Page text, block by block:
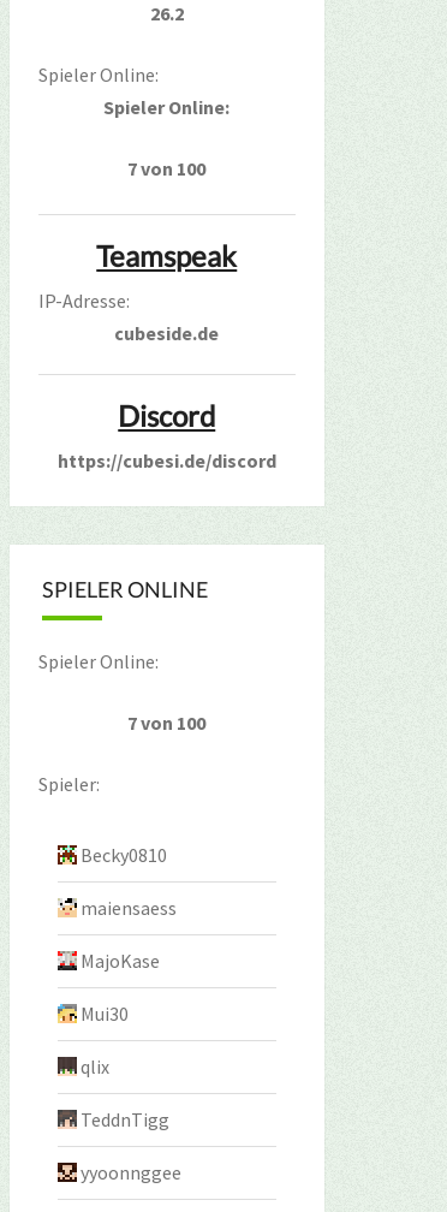
26.2
Spieler Online:
Spieler Online:
7 von 100
Teamspeak
IP-Adresse:
cubeside.de
Discord
https://cubesi.de/discord
SPIELER ONLINE
Spieler Online:
7 von 100
Spieler:
Becky0810
maiensaess
MajoKase
Mui30
qlix
TeddnTigg
yyoonnggee